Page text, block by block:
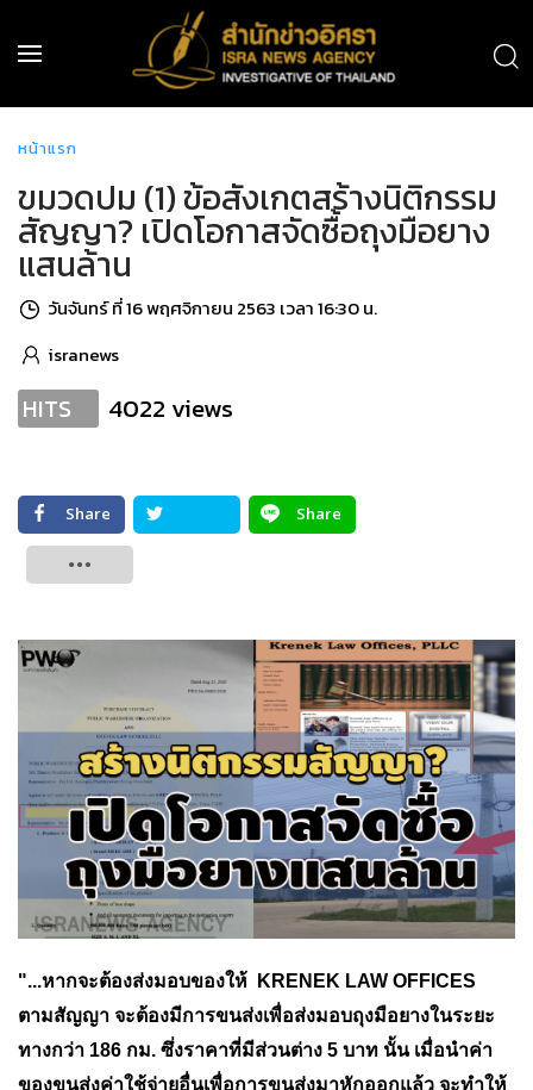
หน้าแรก
ขมวดปม (1) ข้อสังเกตสร้างนิติกรรม
สัญญา? เปิดโอกาสจัดซื้อถุงมือยาง
แสนล้าน
วันจันทร์ ที่ 16 พฤศจิกายน 2563 เวลา 16:30 น.
isranews
HITS 4022 views
Share
Share
"...หากจะต้องส่งมอบของให้ KRENEK LAW OFFICES
ตามสัญญา จะต้องมีการขนส่งเพื่อส่งมอบถุงมือยางในระยะ
ทางกว่า 186 กม. ซึ่งราคาที่มีส่วนต่าง 5 บาท นั้น เมื่อนำค่า
ของขนส่งค่าใช้จ่ายอื่นเพื่อการขนส่งมาหักออกแล้ว จะทำให้